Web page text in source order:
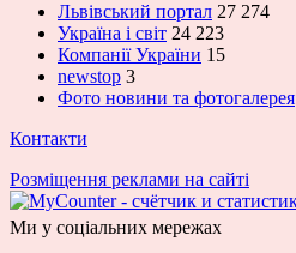
Львівський портал 27 274
Україна і світ 24 223
Компанії України 15
newstop 3
Фото новини та фотогалерея
Контакти
Розміщення реклами на сайті
Ми у соціальних мережах